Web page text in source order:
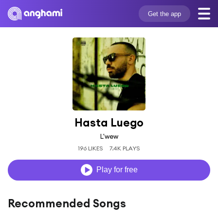
Get the app
Hasta Luego
L'wew
196 LIKES 7.4K PLAYS
Play for free
Recommended Songs